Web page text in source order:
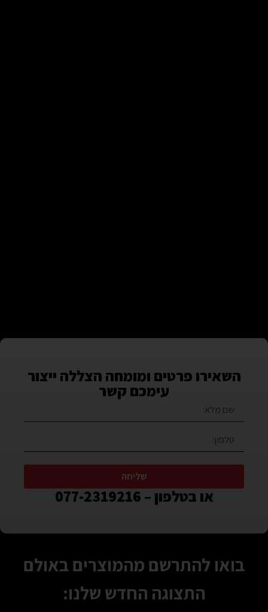
בואו להתרשם מהמוצרים באולם
התצוגה החדש שלנו:
השאירו פרטים ומומחה הצללה ייצור
עימכם קשר
שליחה
או בטלפון – 077-2319216